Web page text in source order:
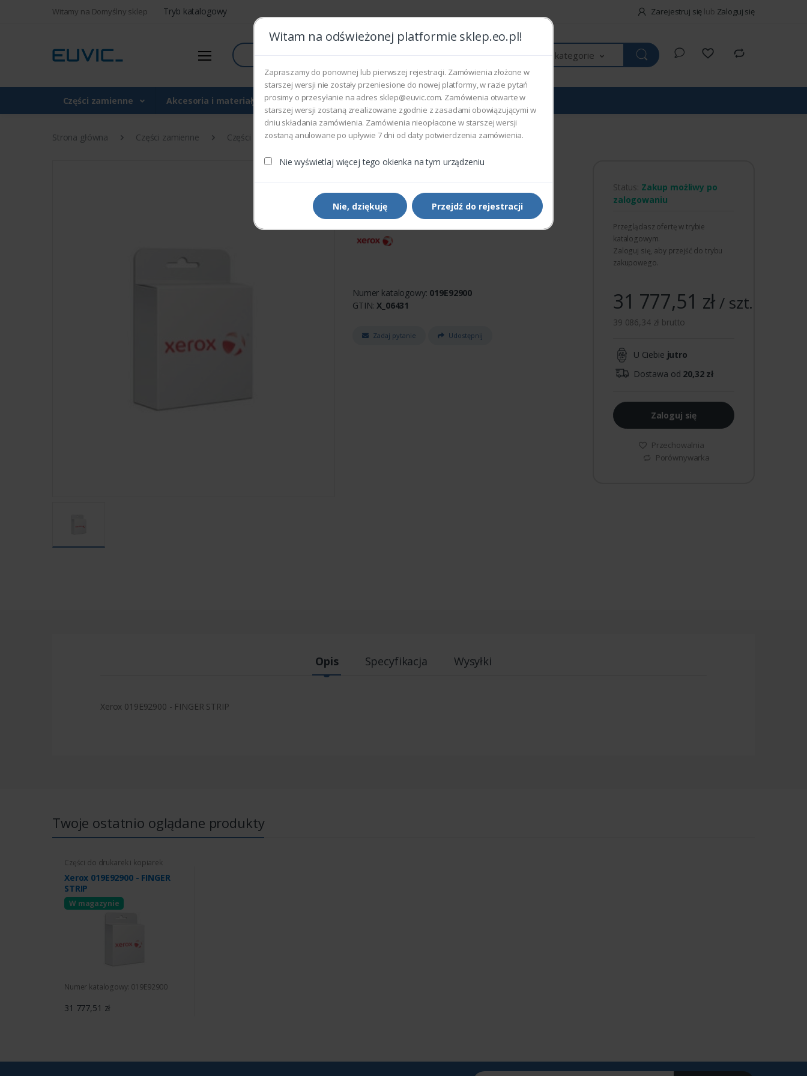
Witamy na Domyślny sklep Tryb katalogowy Zarejestruj się lub Zaloguj się
Szukaj
Wszystkie kategorie
Części zamienne Akcesoria i materiały eksploatacyjne
Witam na odświeżonej platformie sklep.eo.pl!
Zapraszamy do ponownej lub pierwszej rejestracji. Zamówienia złożone w
starszej wersji nie zostały przeniesione do nowej platformy, w razie pytań
prosimy o przesyłanie na adres sklep@euvic.com. Zamówienia otwarte w
starszej wersji zostaną zrealizowane zgodnie z zasadami obowiązującymi w
dniu składania zamówienia. Zamówienia nieopłacone w starszej wersji
zostaną anulowane po upływie 7 dni od daty potwierdzenia zamówienia.
Nie wyświetlaj więcej tego okienka na tym urządzeniu
Nie, dziękuję Przejdź do rejestracji
Strona główna Części zamienne Części do drukarek i kopiarek Xerox 019E92900 - FINGER STRIP
Części do drukarek i kopiarek
Xerox 019E92900 - FINGER
STRIP
Numer katalogowy: 019E92900
GTIN:X_06431
Zadaj pytanie Udostępnij
Status: Zakup możliwy po
zalogowaniu
Przeglądasz ofertę w trybie
katalogowym.
Zaloguj się, aby przejść do trybu
zakupowego.
31 777,51 zł / szt.
39 086,34 zł brutto
U Ciebie jutro
Dostawa od 20,32 zł
Zaloguj się
Przechowalnia
Porównywarka
Opis Specyfikacja Wysyłki
Xerox 019E92900 - FINGER STRIP
Twoje ostatnio oglądane produkty
Części do drukarek i kopiarek
Xerox 019E92900 - FINGER
STRIP
W magazynie
Numer katalogowy: 019E92900
31 777,51 zł